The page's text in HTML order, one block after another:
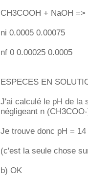
CH3COOH + NaOH
ni 0.0005 0.00075
nf 0 0.00025 0.0005
ESPECES EN
J'ai calculé le pH de la
négligeant n
Je trouve donc pH =
(c'est la seule chose
b) OK